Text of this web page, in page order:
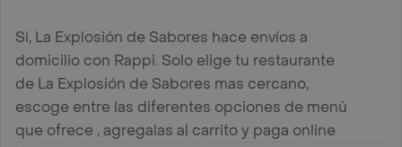
Si, La Explosión de Sabores hace envíos a
domicilio con Rappi. Solo elige tu restaurante
de La Explosión de Sabores mas cercano,
escoge entre las diferentes opciones de menú
que ofrece , agregalas al carrito y paga online